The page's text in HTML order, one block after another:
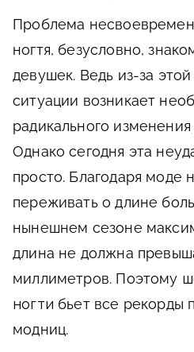
Проблема
ногтя, безусловно,
девушек. Ведь из-за
ситуации возникает
радикального
Однако сегодня эта
просто. Благодаря моде
переживать о длине
нынешнем сезоне
длина не должна
миллиметров. Поэтому
ногти бьет все рекорды
модниц.